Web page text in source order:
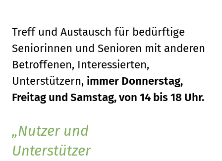
Treff und Austausch für bedürftige
Seniorinnen und Senioren mit anderen
Betroffenen, Interessierten,
Unterstützern, immer Donnerstag,
Freitag und Samstag, von 14 bis 18 Uhr.
Nutzer und
Unterstützer